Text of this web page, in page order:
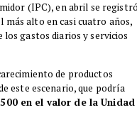
(IPC), en abril se
más alto en casi cuatro años,
los gastos diarios y servicios
de productos
este escenario, que podría
en el valor de la Unidad